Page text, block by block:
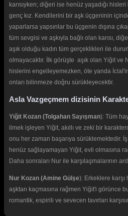
karısıyken; diğeri ise henüz yaşadığı
genç kız. Kendilerini bir aşk üçgeninin
yaparlarsa yapsınlar bu üçgenin dışına
tüm sevgisi ve aşkıyla bağlı olan karısı,
aşık olduğu kadın tüm gerçeklikleri ile
olmayacaktır. İlk görüşte aşık olan Yiğit ve
hislerini engelleyemezken, öte yanda
onları bilinmeze doğru sürükleyecektir.
Asla Vazgeçmem dizisinin
Yiğit Kozan (Tolgahan Sayışman): Tüm
ilmek işleyen Yiğit, akıllı ve zeki bir
onu her zaman başarıya sürüklemektedir. İş
henüz sağlayamayan Yiğit, evli olmasına
Daha sonraları Nur ile karşılaşmalarının
Nur Kozan (Amine Gülşe): Erkeklere
aşktan kaçmasına rağmen Yiğit'i görünce
romantik, espirili ve sevecen tavırları